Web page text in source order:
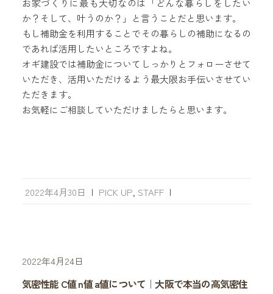
お家づくりに最も大切なのは「どんな暮らしをしたい
か？そして、叶うのか？」と言うことだと思います。
もし補助金を利用することでその暮らしの補助になるの
であれば活用したいところですよね。
オギ建設では補助金についてしっかりとフォローさせて
いただき、活用いただけるよう最大限お手伝いさせてい
ただきます。
お気軽にご相談していただけましたらと思います。
2022年4月30日 | PICK UP STAFF |
2022年4月24日
気密性能 C値 n値 a値について｜大阪で本当の高気密住